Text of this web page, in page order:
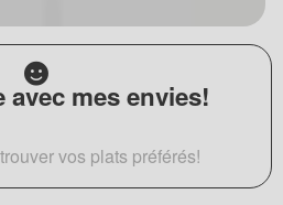
avec mes envies!
vos plats préférés!